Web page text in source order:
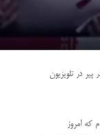
در تلویزیون
که امروز